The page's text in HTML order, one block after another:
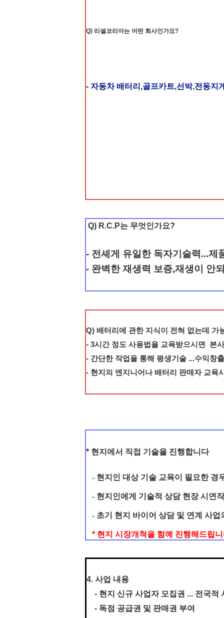
Q) 리셀코리아는 어떤 회사인가요?
- 자동차 배터리,골프카트,선박,전동지
Q) R.C.P는 무엇인가요?
- 전셰게 유일한 독자기술력...제
- 완벽한 재생력 보증,재생이 안
Q) 배터리에 관한 지식이 전혀 없는데 가
- 3시간 정도 사용법을 교육받으시면 본
- 간단한 작업을 통해 평생기술 ...수익창
- 현지의 엔지니어나 배터리 판매자 교육
* 현지에서 직접 기술을 진행합니다
- 현지인 대상 기술 교육이 필요한 경
- 현지인에게 기술적 상담 현장 시연
- 초기 현지 바이어 상담 및 연계 사업
* 현지 시장개척을 함꼐 진행해드립
4. 사업 내용
- 현지 신규 사업자 모집권 ... 전국적
- 독점 공급권 및 판매권 부여